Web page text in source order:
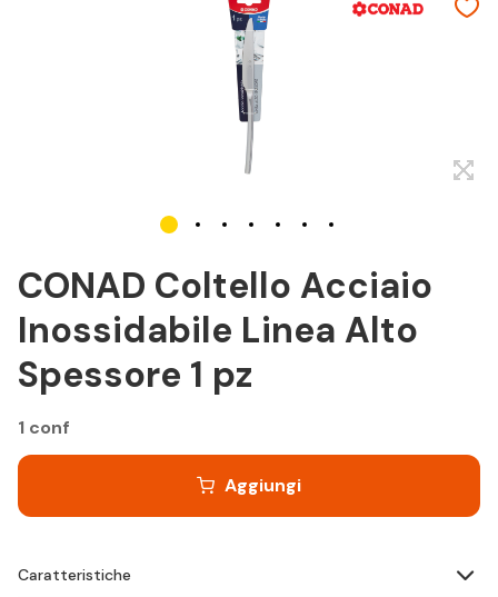
CONAD Coltello Acciaio
Inossidabile Linea Alto
Spessore 1 pz
1 conf
Aggiungi
Caratteristiche